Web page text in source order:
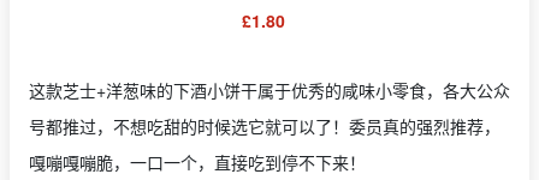
£1.80
这款芝士+洋葱味的下酒小饼干属于优秀的咸味小零食，各大公众
号都推过，不想吃甜的时候选它就可以了！委员真的强烈推荐，
嘎嘣嘎嘣脆，一口一个，直接吃到停不下来！